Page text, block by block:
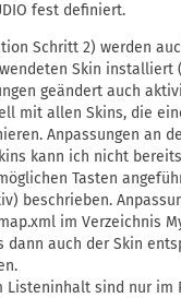
fest definiert.
Schritt 2) werden
Skin installiert
geändert auch
mit allen Skins, die
Anpassungen an
kann ich nicht
Tasten
beschrieben.
im Verzeichnis
dann auch der Skin
Listeninhalt sind nur im